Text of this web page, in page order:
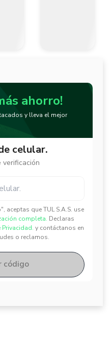
ahorro!
y lleva el mejor
celular.
verificación
aceptas que TUL S.A.S. use
completa. Declaras
y contáctanos en
o reclamos.
✕
✕
código